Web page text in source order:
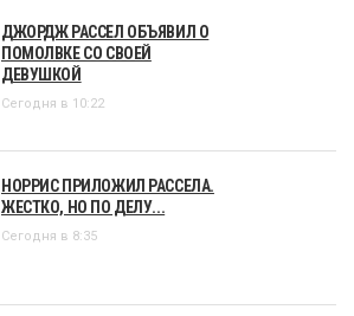
ДЖОРДЖ РАССЕЛ ОБЪЯВИЛ О
ПОМОЛВКЕ СО СВОЕЙ
ДЕВУШКОЙ
Сегодня в 10:22
НОРРИС ПРИЛОЖИЛ РАССЕЛА.
ЖЕСТКО, НО ПО ДЕЛУ...
Сегодня в 8:35